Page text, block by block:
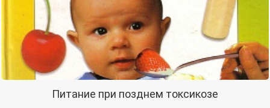
Питание при позднем токсикозе